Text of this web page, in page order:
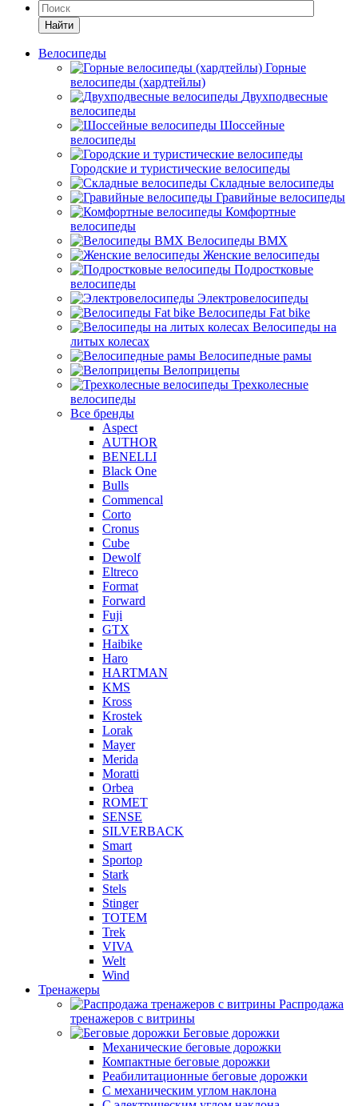
Найти
Велосипеды
Горные
велосипеды (хардтейлы)
Двухподвесные
велосипеды
Шоссейные
велосипеды
Городские и туристические велосипеды
Складные велосипеды
Гравийные велосипеды
Комфортные
велосипеды
Велосипеды BMX
Женские велосипеды
Подростковые
велосипеды
Электровелосипеды
Велосипеды Fat bike
Велосипеды на
литых колесах
Велосипедные рамы
Велоприцепы
Трехколесные
велосипеды
Все бренды
Aspect
AUTHOR
BENELLI
Black One
Bulls
Commencal
Corto
Cronus
Cube
Dewolf
Eltreco
Format
Forward
Fuji
GTX
Haibike
Haro
HARTMAN
KMS
Kross
Krostek
Lorak
Mayer
Merida
Moratti
Orbea
ROMET
SENSE
SILVERBACK
Smart
Sportop
Stark
Stels
Stinger
TOTEM
Trek
VIVA
Welt
Wind
Тренажеры
Распродажа
тренажеров с витрины
Беговые дорожки
Механические беговые дорожки
Компактные беговые дорожки
Реабилитационные беговые дорожки
С механическим углом наклона